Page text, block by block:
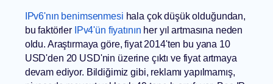
IPv6'nın benimsenmesi hala çok düşük olduğundan,
bu faktörler IPv4'ün fiyatının her yıl artmasına neden
oldu. Araştırmaya göre, fiyat 2014'ten bu yana 10
USD'den 20 USD'nin üzerine çıktı ve fiyat artmaya
devam ediyor. Bildiğimiz gibi, reklamı yapılmamış,